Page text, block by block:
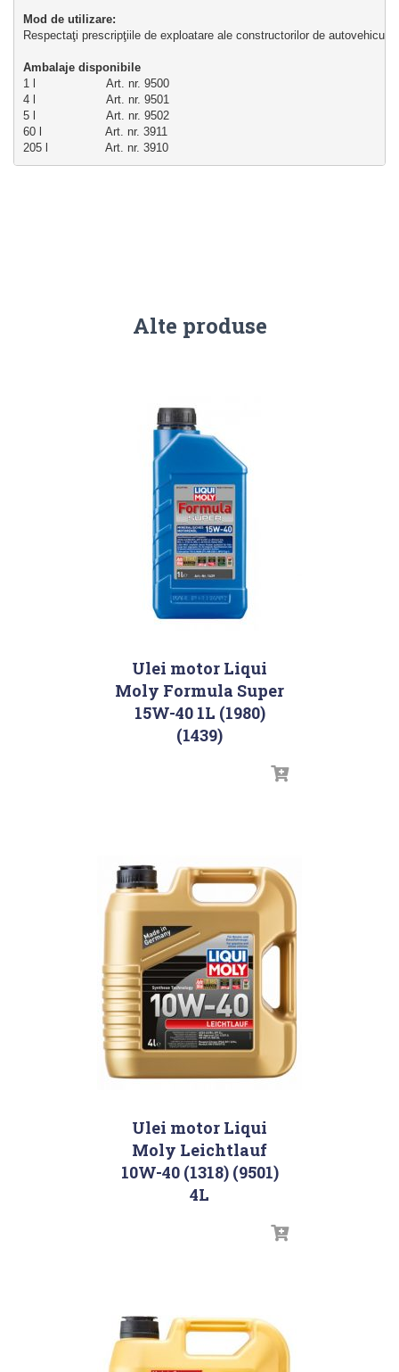
Mod de utilizare:
Respectaţi prescripţiile de exploatare ale constructorilor de autovehicule
Ambalaje disponibile
1 l                    Art. nr. 9500
4 l                    Art. nr. 9501
5 l                    Art. nr. 9502
60 l                  Art. nr. 3911
205 l                Art. nr. 3910
Alte produse
Ulei motor Liqui
Moly Formula Super
15W-40 1L (1980)
(1439)
Ulei motor Liqui
Moly Leichtlauf
10W-40 (1318) (9501)
4L